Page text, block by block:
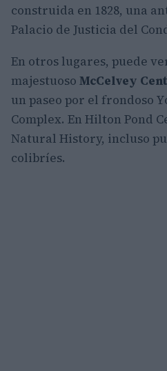
construida en 1828, una
Palacio de Justicia del
En otros lugares, puede
majestuoso McCelvey
un paseo por el frondoso
Complex. En Hilton Pond
Natural History, incluso
colibríes.